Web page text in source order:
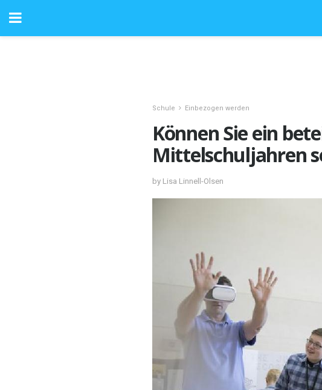
Schule Einbezogen werden
Können Sie ein
Mittelschuljahren
by Lisa Linnell-Olsen